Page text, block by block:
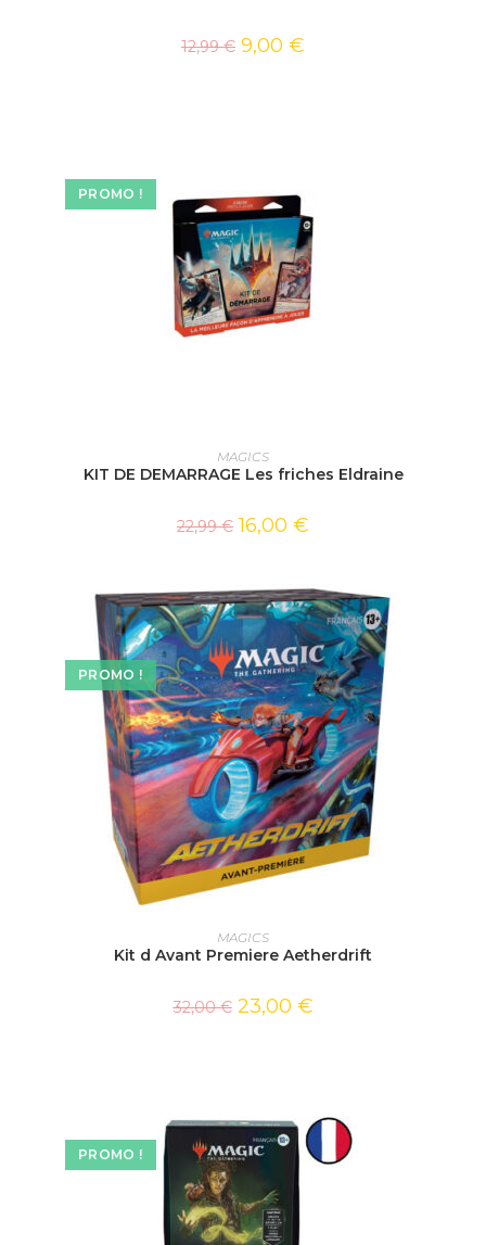
12,99€ 9,00 €
PROMO !
AJOUTER AU PANIER
MAGICS
KIT DE DEMARRAGE Les friches Eldraine
22,99€ 16,00 €
PROMO !
AJOUTER AU PANIER
MAGICS
Kit d Avant Premiere Aetherdrift
32,00€ 23,00 €
PROMO !